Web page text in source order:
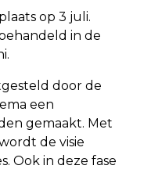
op 3 juli.
in de
door de
een
gemaakt. Met
de visie
Ook in deze fase